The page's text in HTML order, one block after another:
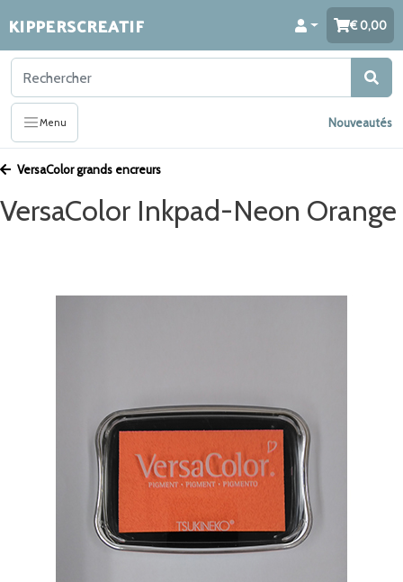
KIPPERSCREATIF 0,00
Menu Nouveautés
VersaColor grands encreurs
VersaColor Inkpad-Neon Orange